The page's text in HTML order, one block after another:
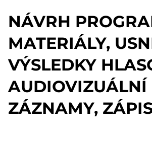
NÁVRH
MATERIÁLY,
VÝSLEDKY
AUDIOVIZUÁLNÍ
ZÁZNAMY,